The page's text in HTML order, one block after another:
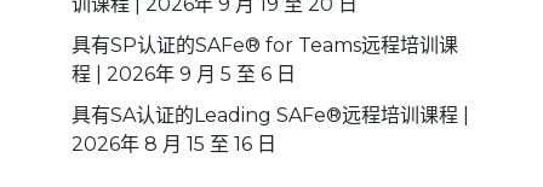
具有SP认证的SAFe® for Teams远程培训课
程 | 2026年 9 月 5 至 6 日
具有SA认证的Leading SAFe®远程培训课程 |
2026年 8 月 15 至 16 日